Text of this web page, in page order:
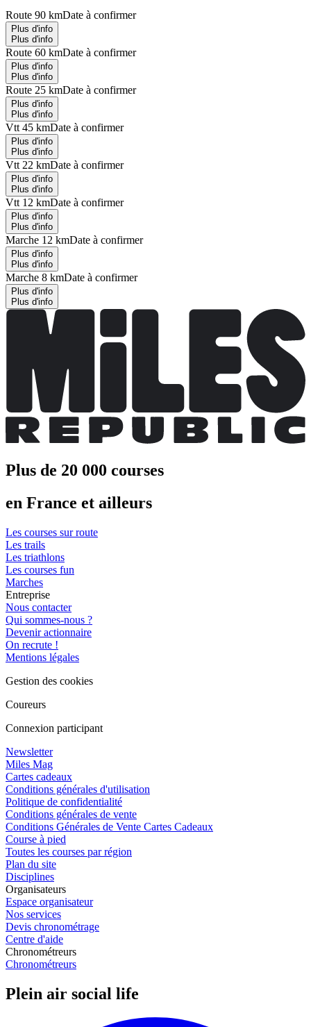
Route 90 kmDate à confirmer
Plus d'info
Plus d'info
Route 60 kmDate à confirmer
Plus d'info
Plus d'info
Route 25 kmDate à confirmer
Plus d'info
Plus d'info
Vtt 45 kmDate à confirmer
Plus d'info
Plus d'info
Vtt 22 kmDate à confirmer
Plus d'info
Plus d'info
Vtt 12 kmDate à confirmer
Plus d'info
Plus d'info
Marche 12 kmDate à confirmer
Plus d'info
Plus d'info
Marche 8 kmDate à confirmer
Plus d'info
Plus d'info
Plus de 20 000 courses
en France et ailleurs
Les courses sur route
Les trails
Les triathlons
Les courses fun
Marches
Entreprise
Nous contacter
Qui sommes-nous ?
Devenir actionnaire
On recrute !
Mentions légales
Gestion des cookies
Coureurs
Connexion participant
Newsletter
Miles Mag
Cartes cadeaux
Conditions générales d'utilisation
Politique de confidentialité
Conditions générales de vente
Conditions Générales de Vente Cartes Cadeaux
Course à pied
Toutes les courses par région
Plan du site
Disciplines
Organisateurs
Espace organisateur
Nos services
Devis chronométrage
Centre d'aide
Chronométreurs
Chronométreurs
Plein air social life